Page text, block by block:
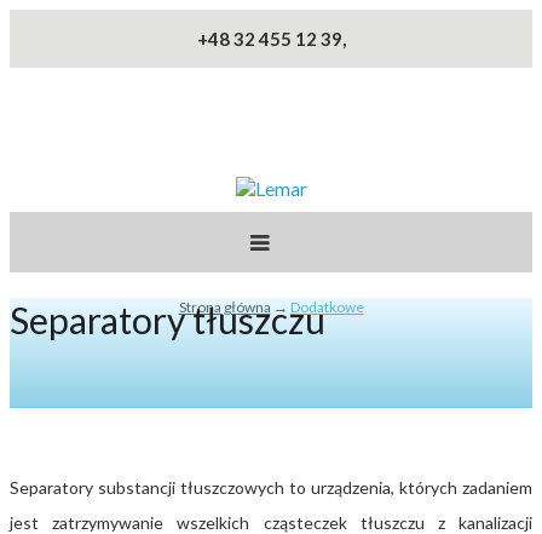
Przejdź do treści
+48 32 455 12 39,
PROJEKT
REALIZACJA
KONTAKT
Jesteś tutaj
Strona główna → Dodatkowe
Separatory tłuszczu
Separatory substancji tłuszczowych to urządzenia, których zadaniem
jest zatrzymywanie wszelkich cząsteczek tłuszczu z kanalizacji